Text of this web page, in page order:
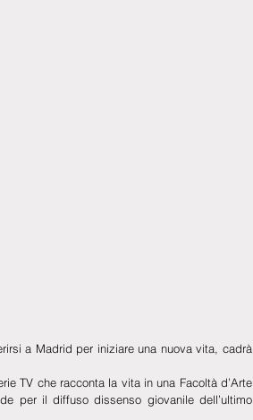
a Madrid per iniziare una nuova vita, cadrà
TV che racconta la vita in una Facoltà d’Arte
per il diffuso dissenso giovanile dell’ultimo